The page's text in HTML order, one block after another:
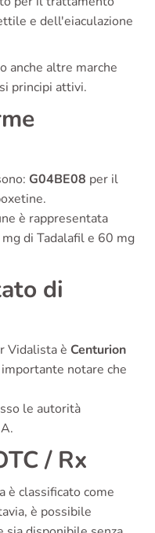
e dell'eiaculazione
anche altre marche
principi attivi.
G04BE08 per il
è rappresentata
di Tadalafil e 60 mg
di
Vidalista è Centurion
notare che
le autorità
/ Rx
è classificato come
è possibile